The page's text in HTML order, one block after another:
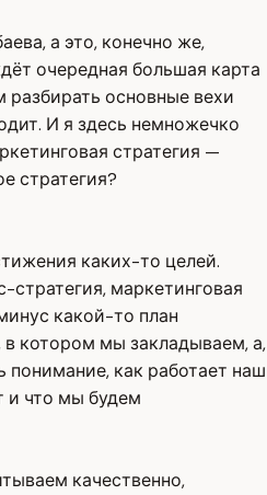
а это, конечно же,
очередная большая карта
основные вехи
И я здесь немножечко
стратегия —
стратегия?
каких-то целей.
стратегия, маркетинговая
какой-то план
котором мы закладываем, а,
понимание, как работает наш
и что мы будем
качественно,